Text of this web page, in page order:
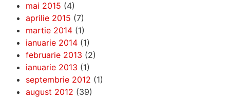
mai 2015 (4)
aprilie 2015 (7)
martie 2014 (1)
ianuarie 2014 (1)
februarie 2013 (2)
ianuarie 2013 (1)
septembrie 2012 (1)
august 2012 (39)